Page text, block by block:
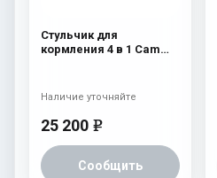
Стульчик для
кормления 4 в 1 Cam
25 200 e
Сообщить
Наличие уточняйте